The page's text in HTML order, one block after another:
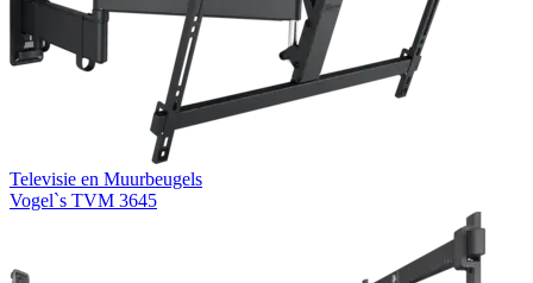
Televisie en Muurbeugels
Vogel`s TVM 3645